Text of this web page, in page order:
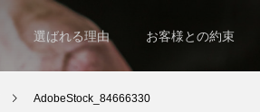
選ばれる理由 お客様との約束
AdobeStock_84666330